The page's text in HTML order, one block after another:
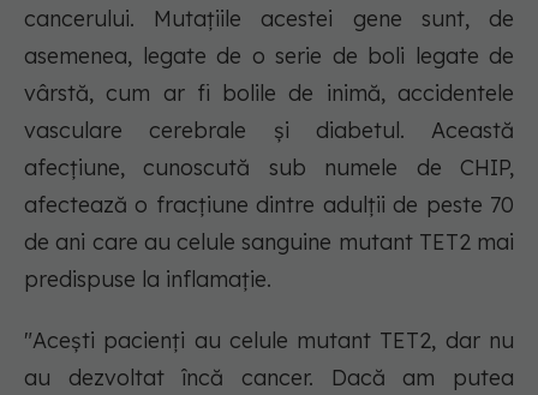
cancerului. Mutațiile acestei gene sunt, de
asemenea, legate de o serie de boli legate de
vârstă, cum ar fi bolile de inimă, accidentele
vasculare cerebrale și diabetul. Această
afecțiune, cunoscută sub numele de CHIP,
afectează o fracțiune dintre adulții de peste 70
de ani care au celule sanguine mutant TET2 mai
predispuse la inflamație.
"Acești pacienți au celule mutant TET2, dar nu
au dezvoltat încă cancer. Dacă am putea